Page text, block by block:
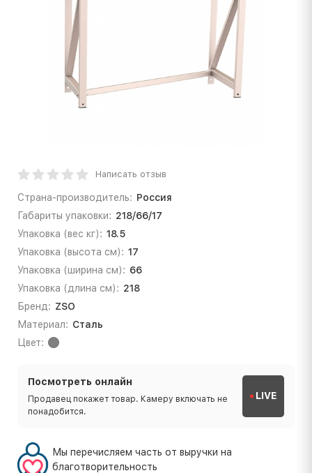
Написать отзыв
Страна-производитель: Россия
Габариты упаковки: 218/66/17
Упаковка (вес кг): 18.5
Упаковка (высота см): 17
Упаковка (ширина см): 66
Упаковка (длина см): 218
Бренд: ZSO
Материал: Сталь
Цвет:
Посмотреть онлайн
Продавец покажет товар. Камеру включать не
понадобится.
LIVE
Мы перечисляем часть от выручки на
благотворительность